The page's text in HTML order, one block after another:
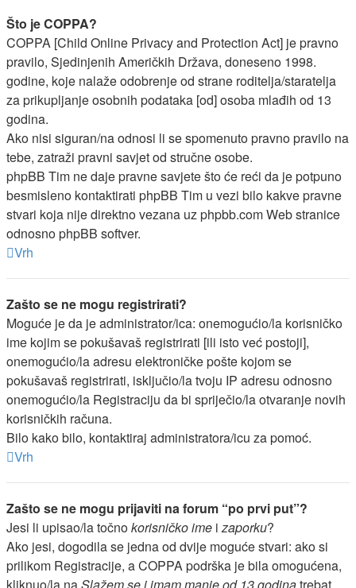
Što je COPPA?
COPPA [Child Online Privacy and Protection Act] je pravno
pravilo, Sjedinjenih Američkih Država, doneseno 1998.
godine, koje nalaže odobrenje od strane roditelja/staratelja
za prikupljanje osobnih podataka [od] osoba mlađih od 13
godina.
Ako nisi siguran/na odnosi li se spomenuto pravno pravilo na
tebe, zatraži pravni savjet od stručne osobe.
phpBB Tim ne daje pravne savjete što će reći da je potpuno
besmisleno kontaktirati phpBB Tim u vezi bilo kakve pravne
stvari koja nije direktno vezana uz phpbb.com Web stranice
odnosno phpBB softver.
Vrh
Zašto se ne mogu registrirati?
Moguće je da je administrator/ica: onemogućio/la korisničko
ime kojim se pokušavaš registrirati [ili isto već postoji],
onemogućio/la adresu elektroničke pošte kojom se
pokušavaš registrirati, isključio/la tvoju IP adresu odnosno
onemogućio/la Registraciju da bi spriječio/la otvaranje novih
korisničkih računa.
Bilo kako bilo, kontaktiraj administratora/icu za pomoć.
Vrh
Zašto se ne mogu prijaviti na forum “po prvi put”?
Jesi li upisao/la točnokorisničko ime izaporku?
Ako jesi, dogodila se jedna od dvije moguće stvari: ako si
prilikom Registracije, a COPPA podrška je bila omogućena,